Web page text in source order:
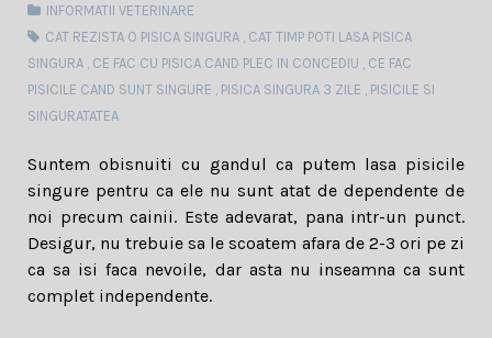
INFORMATII VETERINARE
CAT REZISTA O PISICA SINGURA CAT TIMP POTI LASA PISICA
SINGURA CE FAC CU PISICA CAND PLEC IN CONCEDIU
CE FAC
PISICILE CAND SUNT SINGURE
PISICA SINGURA 3 ZILE
PISICILE SI
SINGURATATEA
Suntem obisnuiti cu gandul ca putem lasa pisicile
singure pentru ca ele nu sunt atat de dependente de
noi precum cainii. Este adevarat, pana intr-un punct.
Desigur, nu trebuie sa le scoatem afara de 2-3 ori pe zi
ca sa isi faca nevoile, dar asta nu inseamna ca sunt
complet independente.